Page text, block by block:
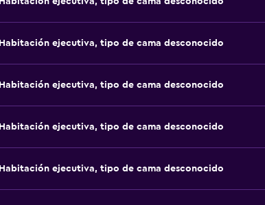
Habitación ejecutiva, tipo de cama desconocido
Habitación ejecutiva, tipo de cama desconocido
Habitación ejecutiva, tipo de cama desconocido
Habitación ejecutiva, tipo de cama desconocido